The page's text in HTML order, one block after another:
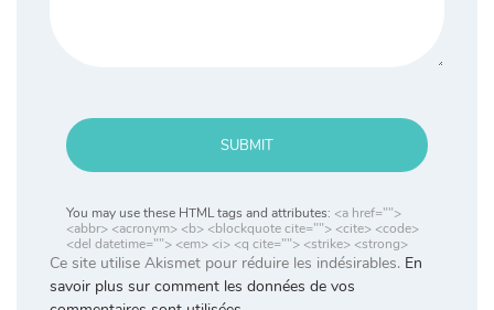
SUBMIT
You may use these HTML tags and attributes: <a href="">
<abbr> <acronym> <b> <blockquote cite=""> <cite> <code>
<del datetime=""> <em> <i> <q cite=""> <strike> <strong>
Ce site utilise Akismet pour réduire les indésirables. En
savoir plus sur comment les données de vos